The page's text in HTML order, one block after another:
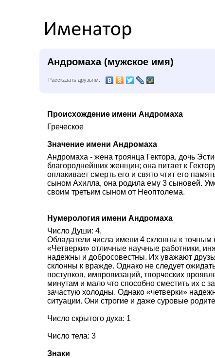
Андромаха (мужское имя)
Рассказать друзьям:
Происхождение имени Андромаха
Греческое
Значение имени Андромаха
Андромаха - жена троянца Гектора, дочь
благороднейших женщин; она питает к
оплакивает смерть его и свято чтит его
сыном Ахилла, она родила ему 3 сыновей.
своим третьим сыном от Неоптолема.
Нумерология имени Андромаха
Число Души: 4.
Обладатели числа имени 4 склонны к точным
«Четверки» отличные научные работники,
надежны и добросовестны. Их уважают
склонны к вражде. Однако не следует
поступков, импровизаций, творческих
минутам и мало что способно сместить их с
зачастую холодны. Однако «четверки»
ситуации. Они строгие и даже суровые
Число скрытого духа: 1
Число тела: 3
Знаки